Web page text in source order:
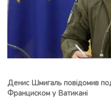
Денис Шмигаль повідомив
Франциском у Ватикані